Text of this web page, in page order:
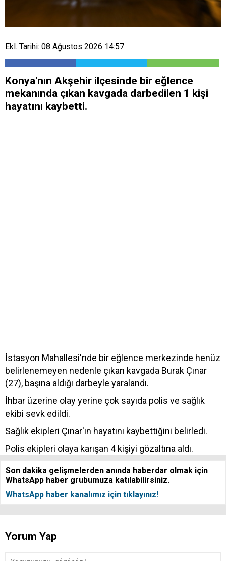
Ekl. Tarihi: 08 Ağustos 2026 14:57
Konya'nın Akşehir ilçesinde bir eğlence
mekanında çıkan kavgada darbedilen 1 kişi
hayatını kaybetti.
İstasyon Mahallesi'nde bir eğlence merkezinde henüz
belirlenemeyen nedenle çıkan kavgada Burak Çınar
(27), başına aldığı darbeyle yaralandı.
İhbar üzerine olay yerine çok sayıda polis ve sağlık
ekibi sevk edildi.
Sağlık ekipleri Çınar'ın hayatını kaybettiğini belirledi.
Polis ekipleri olaya karışan 4 kişiyi gözaltına aldı.
Son dakika gelişmelerden anında haberdar olmak için
WhatsApp haber grubumuza katılabilirsiniz.
WhatsApp haber kanalımız için tıklayınız!
Yorum Yap